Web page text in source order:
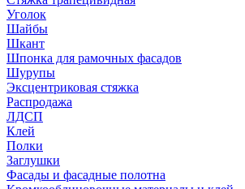
Уголок
Шайбы
Шкант
Шпонка для рамочных фасадов
Шурупы
Эксцентриковая стяжка
Распродажа
ЛДСП
Клей
Полки
Заглушки
Фасады и фасадные полотна